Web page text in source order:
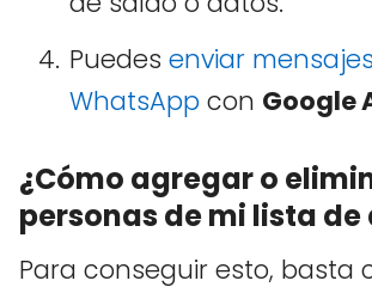
Puedes enviar
WhatsApp con Google
¿Cómo agregar o
personas de mi lista
Para conseguir esto, basta